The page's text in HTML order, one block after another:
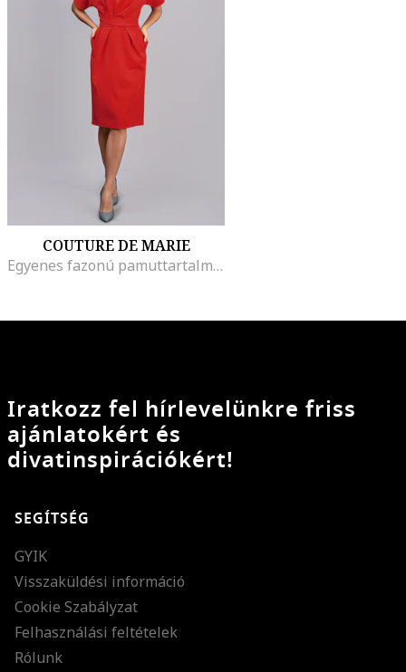
COUTURE DE MARIE
Egyenes fazonú pamuttartalmú ruha, Piros
Iratkozz fel hírlevelünkre friss
ajánlatokért és
divatinspirációkért!
SEGÍTSÉG
GYIK
Visszaküldési információ
Cookie Szabályzat
Felhasználási feltételek
Rólunk